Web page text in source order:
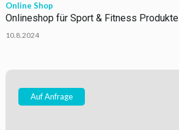
Online Shop
Onlineshop für Sport & Fitness Produkte
10.8.2024
Auf Anfrage